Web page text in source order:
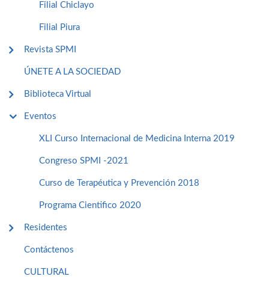
Filial Chiclayo
Filial Piura
Revista SPMI
ÚNETE A LA SOCIEDAD
Biblioteca Virtual
Eventos
XLI Curso Internacional de Medicina Interna 2019
Congreso SPMI -2021
Curso de Terapéutica y Prevención 2018
Programa Cientifico 2020
Residentes
Contáctenos
CULTURAL